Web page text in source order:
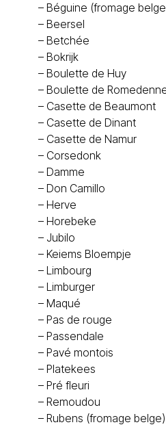
– Béguine (fromage
– Beersel
– Betchée
– Bokrijk
– Boulette de Huy
– Boulette de
– Casette de Beaumont
– Casette de Dinant
– Casette de Namur
– Corsedonk
– Damme
– Don Camillo
– Herve
– Horebeke
– Jubilo
– Keiems Bloempje
– Limbourg
– Limburger
– Maqué
– Pas de rouge
– Passendale
– Pavé montois
– Platekees
– Pré fleuri
– Remoudou
– Rubens (fromage belge)